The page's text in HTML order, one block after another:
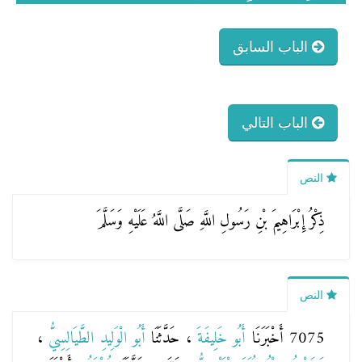
الباب السابق
الباب التالي
النص
ذِكْرُ إِبْرَاهِيمَ بْنِ رَسُولِ اللَّهِ صَلَّى اللَّهُ عَلَيْهِ وَسَلَّمَ
النص
7075 أَخْبَرَنَا أَبُو خَلِيفَةَ ، حَدَّثَنَا أَبُو الْوَلِيدِ الطَّيَالِسِيُّ ،